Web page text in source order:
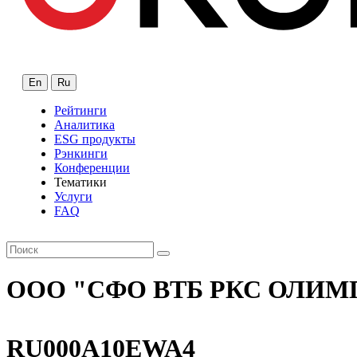
En Ru
Рейтинги
Аналитика
ESG продукты
Рэнкинги
Конференции
Тематики
Услуги
FAQ
ООО "СФО ВТБ РКС
RU000A10EWA4